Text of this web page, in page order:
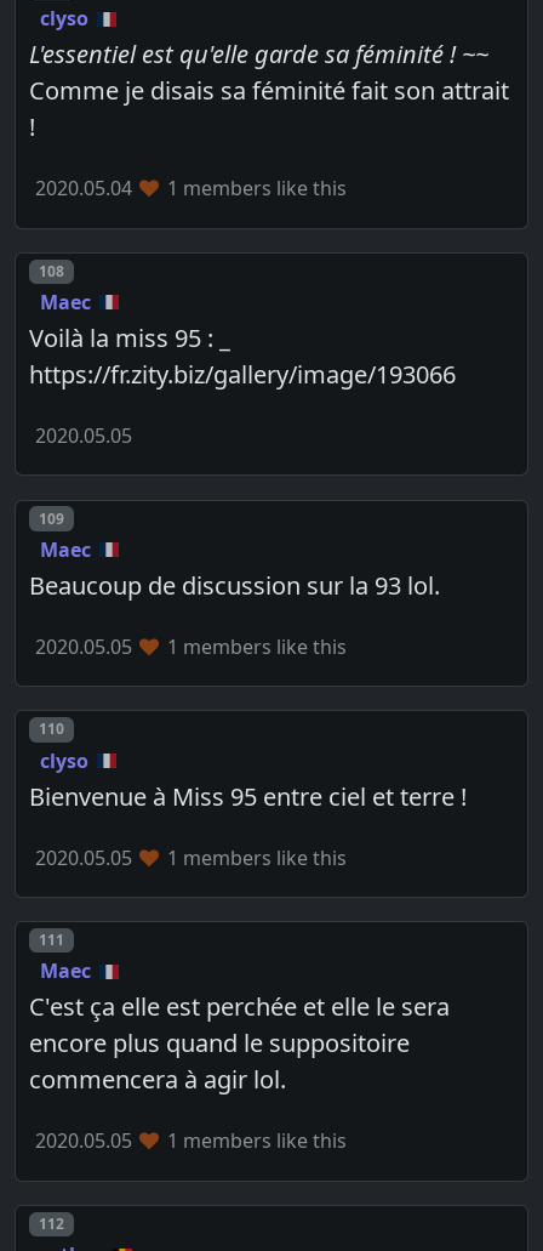
clyso
L'essentiel est qu'elle garde sa féminité ! ~~
Comme je disais sa féminité fait son attrait
!
2020.05.04 1 members like this
Post number
108
Maec
Voilà la miss 95 : _
https://fr.zity.biz/gallery/image/193066
2020.05.05
Post number
109
Maec
Beaucoup de discussion sur la 93 lol.
2020.05.05 1 members like this
Post number
110
clyso
Bienvenue à Miss 95 entre ciel et terre !
2020.05.05 1 members like this
Post number
111
Maec
C'est ça elle est perchée et elle le sera
encore plus quand le suppositoire
commencera à agir lol.
2020.05.05 1 members like this
Post number
112